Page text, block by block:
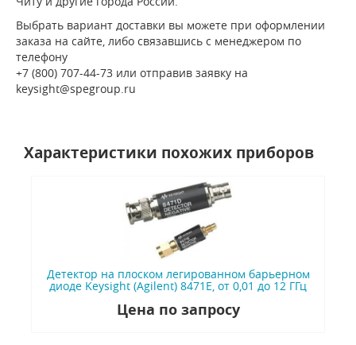
Выбрать вариант доставки вы можете при оформлении
заказа на сайте, либо связавшись с менеджером по
телефону
+7 (800) 707-44-73 или отправив заявку на
keysight@spegroup.ru
Характеристики похожих приборов
Детектор на плоском легированном барьерном
диоде Keysight (Agilent) 8471E, от 0,01 до 12 ГГц
Цена по запросу